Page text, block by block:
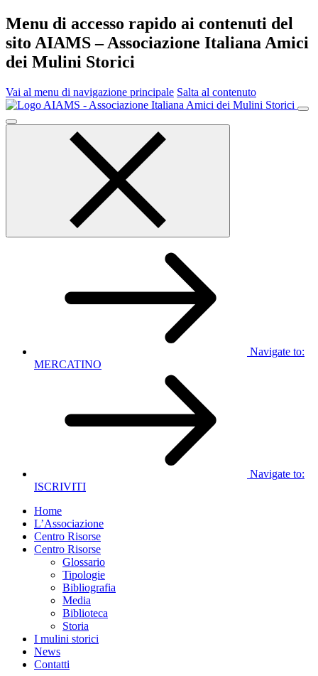
Menu di accesso rapido ai contenuti del
sito AIAMS – Associazione Italiana Amici
dei Mulini Storici
Vai al menu di navigazione principale Salta al contenuto
Menu
principale
Navigate to:
MERCATINO
Navigate to:
ISCRIVITI
Home
L’Associazione
Centro Risorse
Centro Risorse
Glossario
Tipologie
Bibliografia
Media
Biblioteca
Storia
I mulini storici
News
Contatti